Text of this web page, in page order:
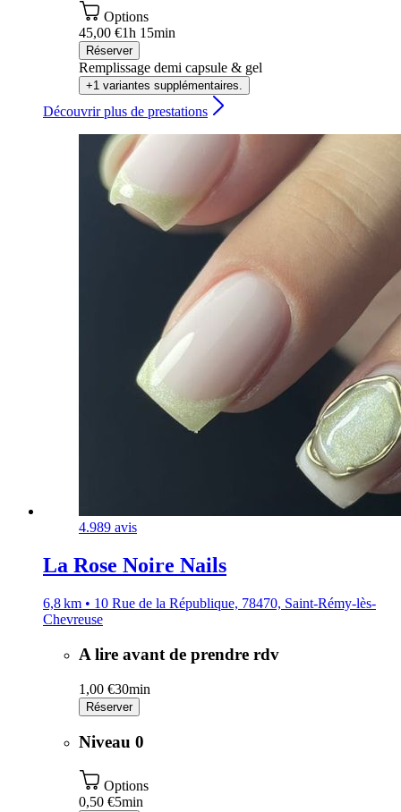
Options
45,00 €1h 15min
Réserver
Remplissage demi capsule & gel
+1 variantes supplémentaires.
Découvrir plus de prestations
4.989 avis
La Rose Noire Nails
6,8 km • 10 Rue de la République, 78470, Saint-Rémy-lès-
Chevreuse
A lire avant de prendre rdv
1,00 €30min
Réserver
Niveau 0
Options
0,50 €5min